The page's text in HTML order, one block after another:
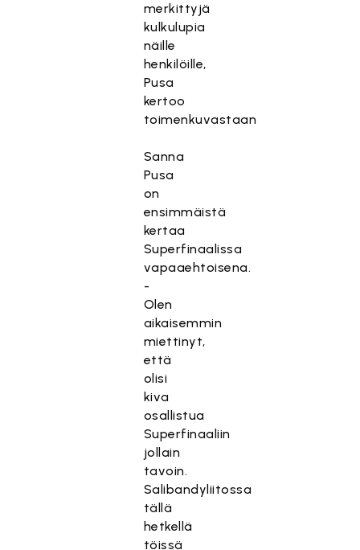
merkittyjä
kulkulupia
näille
henkilöille,
Pusa
kertoo
toimenkuvastaan
Sanna
Pusa
on
ensimmäistä
kertaa
Superfinaalissa
vapaaehtoisena.
-
Olen
aikaisemmin
miettinyt,
että
olisi
kiva
osallistua
Superfinaaliin
jollain
tavoin.
Salibandyliitossa
tällä
hetkellä
töissä